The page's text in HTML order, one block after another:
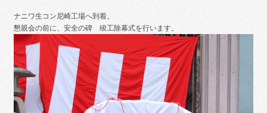
ナニワ生コン尼崎工場へ到着。
懇親会の前に、安全の碑 竣工除幕式を行います。